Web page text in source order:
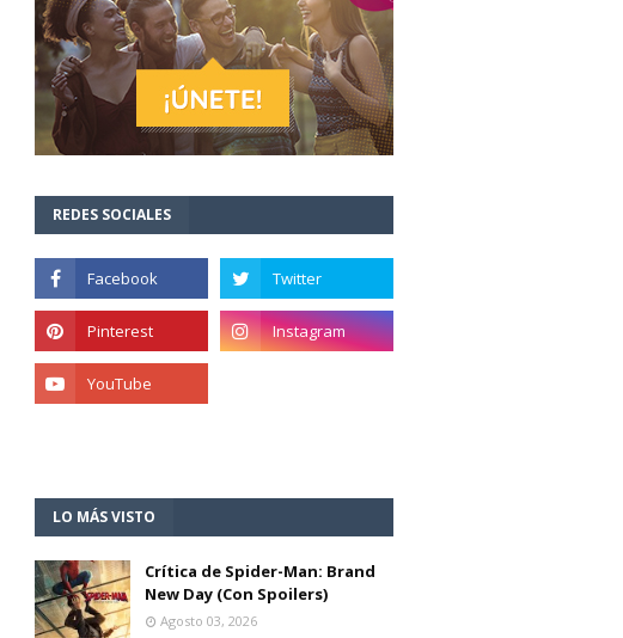
REDES SOCIALES
LO MÁS VISTO
Crítica de Spider-Man: Brand
New Day (Con Spoilers)
Agosto 03, 2026